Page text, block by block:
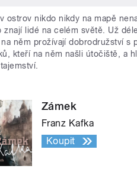
ostrov nikdo nikdy na mapě
znají lidé na celém světě. Už
něm prožívají dobrodružství s
kteří na něm našli útočiště, a
Zámek
Franz Kafka
Koupit